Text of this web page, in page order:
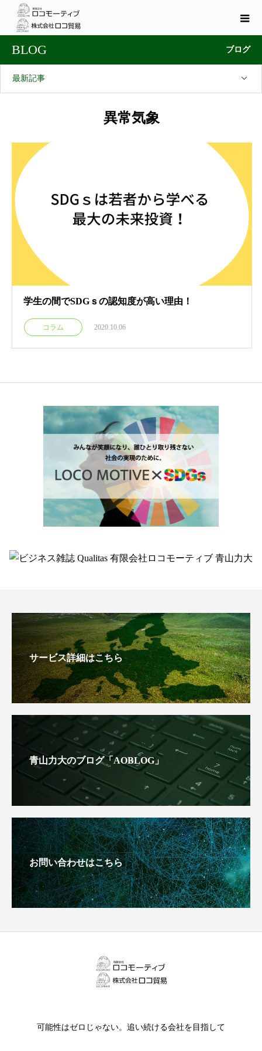
BLOG ブログ
最新記事
異常気象
学生の間でSDGｓの認知度が高い理由！
コラム 2020.10.06
サービス詳細はこちら
青山力大のブログ「AOBLOG」
お問い合わせはこちら
可能性はゼロじゃない。追い続ける会社を目指して